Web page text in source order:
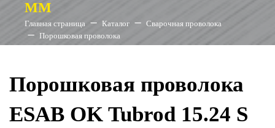
ММ
Главная страница Каталог
Сварочная проволока
Порошковая проволока
Порошковая проволока
ESAB OK Tubrod 15.24 S